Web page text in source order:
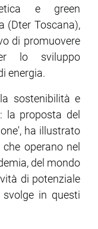
e green
(Dter Toscana),
di promuovere
lo sviluppo
energia.
sostenibilità e
la proposta del
ha illustrato
operano nel
del mondo
di potenziale
svolge in questi